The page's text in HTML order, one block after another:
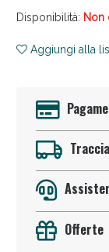
Disponibilità: Non
Aggiungi alla
Offerte